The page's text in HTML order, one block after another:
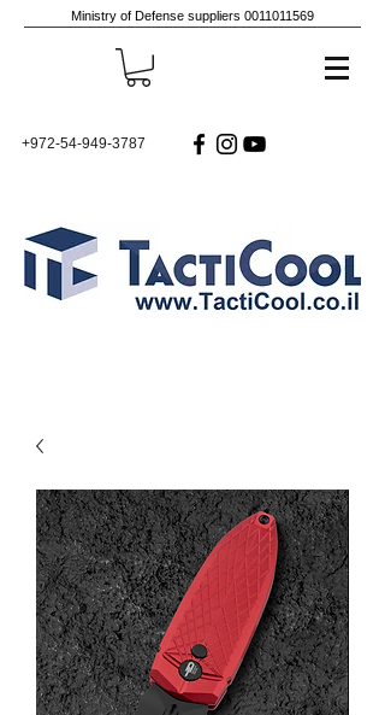
Ministry of Defense suppliers 0011011569
+972-54-949-3787